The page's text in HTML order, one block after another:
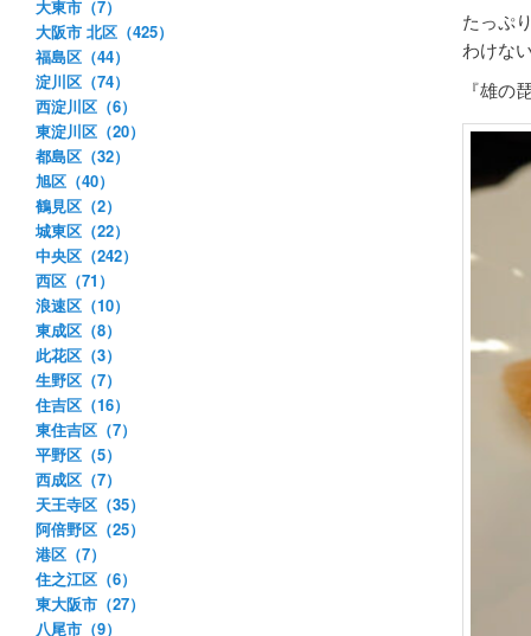
たっぷ
わけな
『雄の
大東市（7）
大阪市 北区（425）
福島区（44）
淀川区（74）
西淀川区（6）
東淀川区（20）
都島区（32）
旭区（40）
鶴見区（2）
城東区（22）
中央区（242）
西区（71）
浪速区（10）
東成区（8）
此花区（3）
生野区（7）
住吉区（16）
東住吉区（7）
平野区（5）
西成区（7）
天王寺区（35）
阿倍野区（25）
港区（7）
住之江区（6）
東大阪市（27）
八尾市（9）